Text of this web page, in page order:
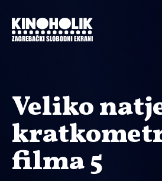
glavni
sadržaj
Veliko
filma 5